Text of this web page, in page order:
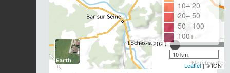
2021
Nombre
10– 20
20– 50
50– 100
100+
10 km
Leaflet| © IGN